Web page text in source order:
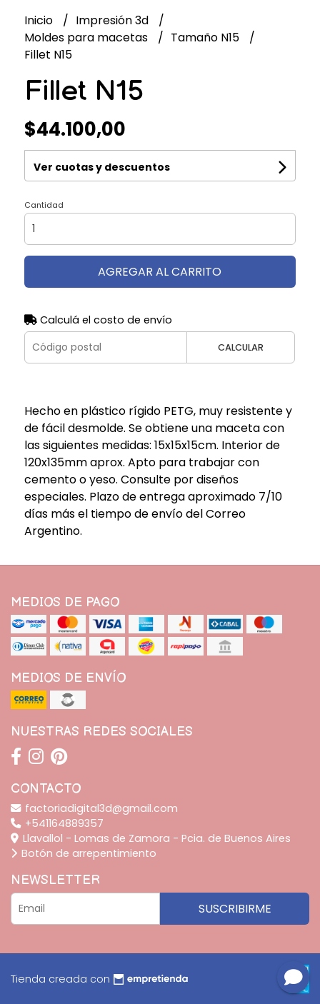
Inicio
Impresión 3d
Moldes para macetas
Tamaño N15
Fillet N15
Fillet N15
$44.100,00
Ver cuotas y descuentos
Cantidad
AGREGAR AL CARRITO
Calculá el costo de envío
CALCULAR
Hecho en plástico rígido PETG, muy resistente y
de fácil desmolde. Se obtiene una maceta con
las siguientes medidas: 15x15x15cm. Interior de
120x135mm aprox. Apto para trabajar con
cemento o yeso. Consulte por diseños
especiales. Plazo de entrega aproximado 7/10
días más el tiempo de envío del Correo
Argentino.
MEDIOS DE PAGO
MEDIOS DE ENVÍO
NUESTRAS REDES SOCIALES
CONTACTO
factoriadigital3d@gmail.com
+541164889357
Llavallol - Lomas de Zamora - Pcia. de Buenos Aires
Botón de arrepentimiento
NEWSLETTER
SUSCRIBIRME
Tienda creada con